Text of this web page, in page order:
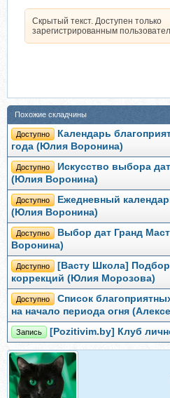
Скрытый текст. Доступен только
зарегистрированным
Похожие складчины
Доступно
Календарь
года (Юлия Воронина)
Доступно
Искусство выбора
(Юлия Воронина)
Доступно
Ежедневный
(Юлия Воронина)
Доступно
Выбор дат Гранд
Воронина)
Доступно
[Васту Школа]
коррекций (Юлия Морозова)
Доступно
Список
на начало периода огня
Запись [Pozitivim.by] Клуб